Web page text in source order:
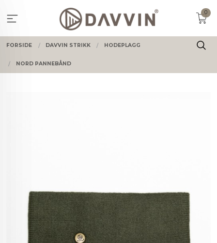
innholdet
0
FORSIDE DAVVIN STRIKK HODEPLAGG
NORD PANNEBÅND